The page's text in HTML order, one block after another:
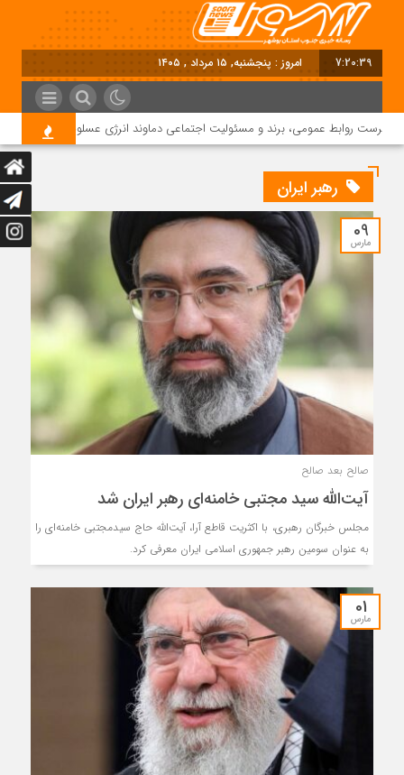
7:20:39 امروز : پنجشنبه, ۱۵ مرداد , ۱۴۰۵
روابط عمومی، برند و مسئولیت اجتماعی دماوند انرژی عسلویه شد
رهبر ایران
09
مارس
صالح بعد صالح
آیت‌الله سید مجتبی خامنه‌ای رهبر ایران شد
مجلس خبرگان رهبری، با اکثریت قاطع آرا، آیت‌الله حاج سیدمجتبی خامنه‌ای را
به عنوان سومین رهبر جمهوری اسلامی ایران معرفی کرد.
01
مارس